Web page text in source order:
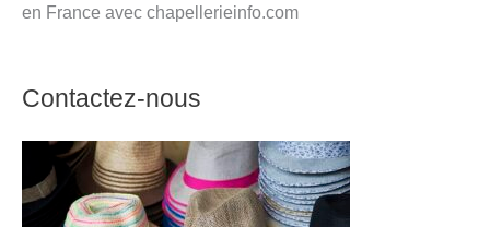
en France avec chapellerieinfo.com
Contactez-nous